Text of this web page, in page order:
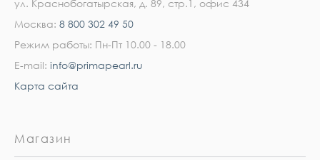
ул. Краснобогатырская, д. 89, стр.1, офис 434
Москва: 8 800 302 49 50
Режим работы: Пн-Пт 10.00 - 18.00
E-mail: info@primapearl.ru
Карта сайта
Магазин